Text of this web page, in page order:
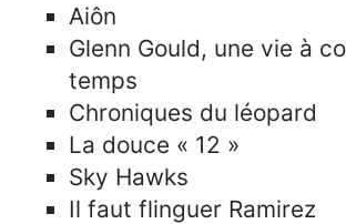
Aiôn
Glenn Gould, une vie à
temps
Chroniques du léopard
La douce « 12 »
Sky Hawks
Il faut flinguer Ramirez